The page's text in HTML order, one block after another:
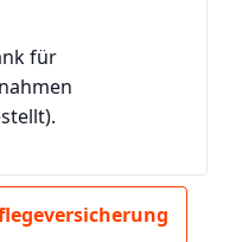
für